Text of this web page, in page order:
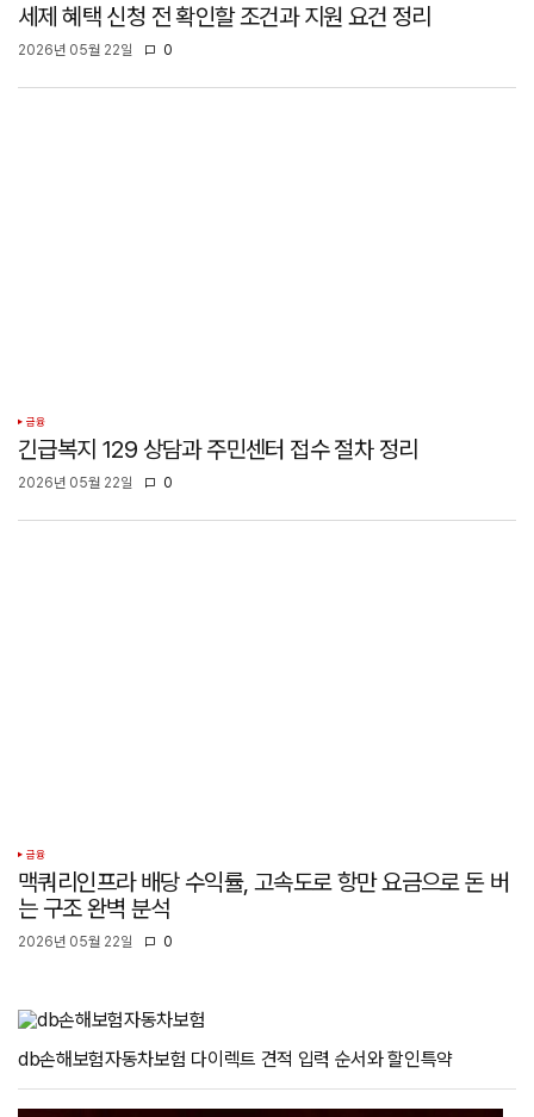
세제 혜택 신청 전 확인할 조건과 지원 요건 정리
2026년 05월 22일 0
금융
긴급복지 129 상담과 주민센터 접수 절차 정리
2026년 05월 22일 0
금융
맥쿼리인프라 배당 수익률, 고속도로 항만 요금으로 돈 버
는 구조 완벽 분석
2026년 05월 22일 0
db손해보험자동차보험 다이렉트 견적 입력 순서와 할인특약